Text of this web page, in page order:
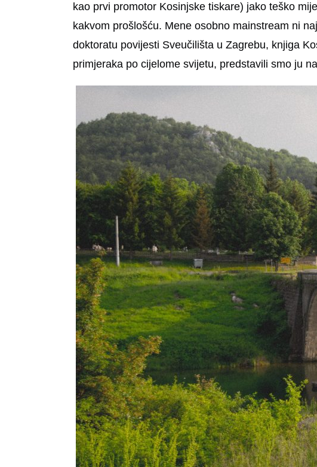
kao prvi promotor Kosinjske tiskare) jako teško
kakvom prošlošću. Mene osobno mainstream ni
doktoratu povijesti Sveučilišta u Zagrebu, knjiga
primjeraka po cijelome svijetu, predstavili smo ju